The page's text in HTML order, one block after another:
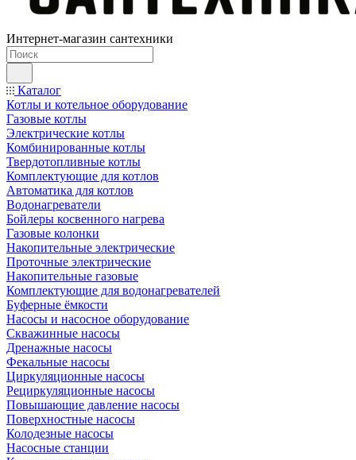
Интернет-магазин сантехники
Каталог
Котлы и котельное оборудование
Газовые котлы
Электрические котлы
Комбинированные котлы
Твердотопливные котлы
Комплектующие для котлов
Автоматика для котлов
Водонагреватели
Бойлеры косвенного нагрева
Газовые колонки
Накопительные электрические
Проточные электрические
Накопительные газовые
Комплектующие для водонагревателей
Буферные ёмкости
Насосы и насосное оборудование
Скважинные насосы
Дренажные насосы
Фекальные насосы
Циркуляционные насосы
Рециркуляционные насосы
Повышающие давление насосы
Поверхностные насосы
Колодезные насосы
Насосные станции